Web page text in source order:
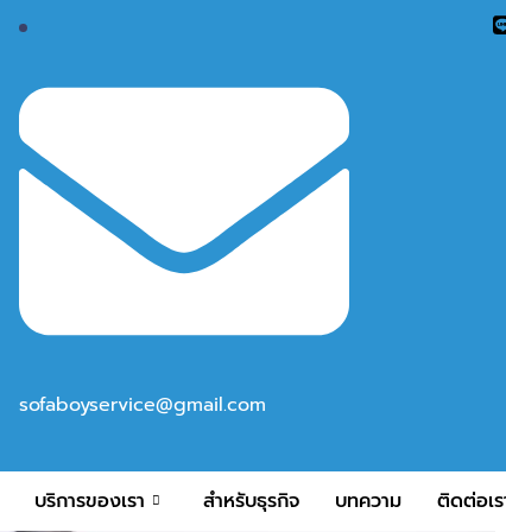
sofaboyservice@gmail.com
บริการของเรา สำหรับธุรกิจ บทความ ติดต่อเ